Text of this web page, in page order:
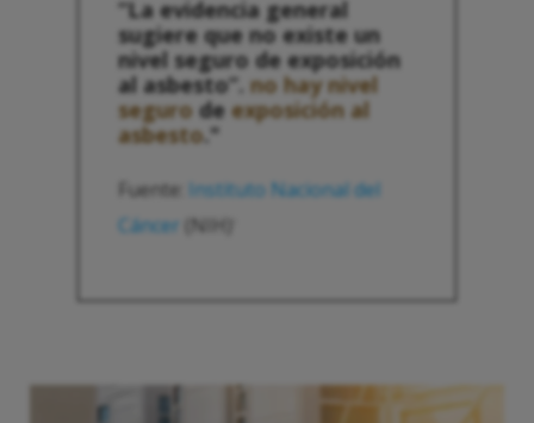
“La evidencia general
sugiere que no existe un
nivel seguro de exposición
al asbesto”.no hay nivel
seguro de exposición al
asbesto."
Fuente: Instituto Nacional del
Cáncer
(NIH)